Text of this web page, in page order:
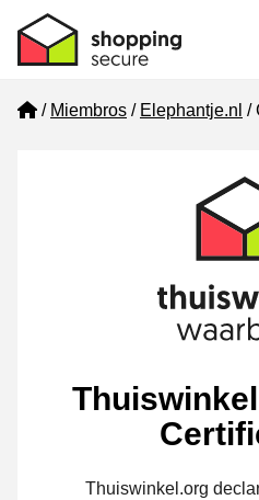
Home
Miembros Elephantje.nl
Thuiswinkel.org